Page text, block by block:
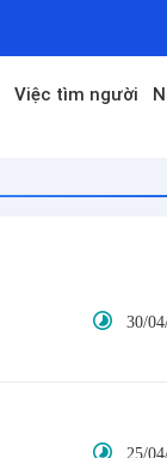
Việc tìm người
30/
25/